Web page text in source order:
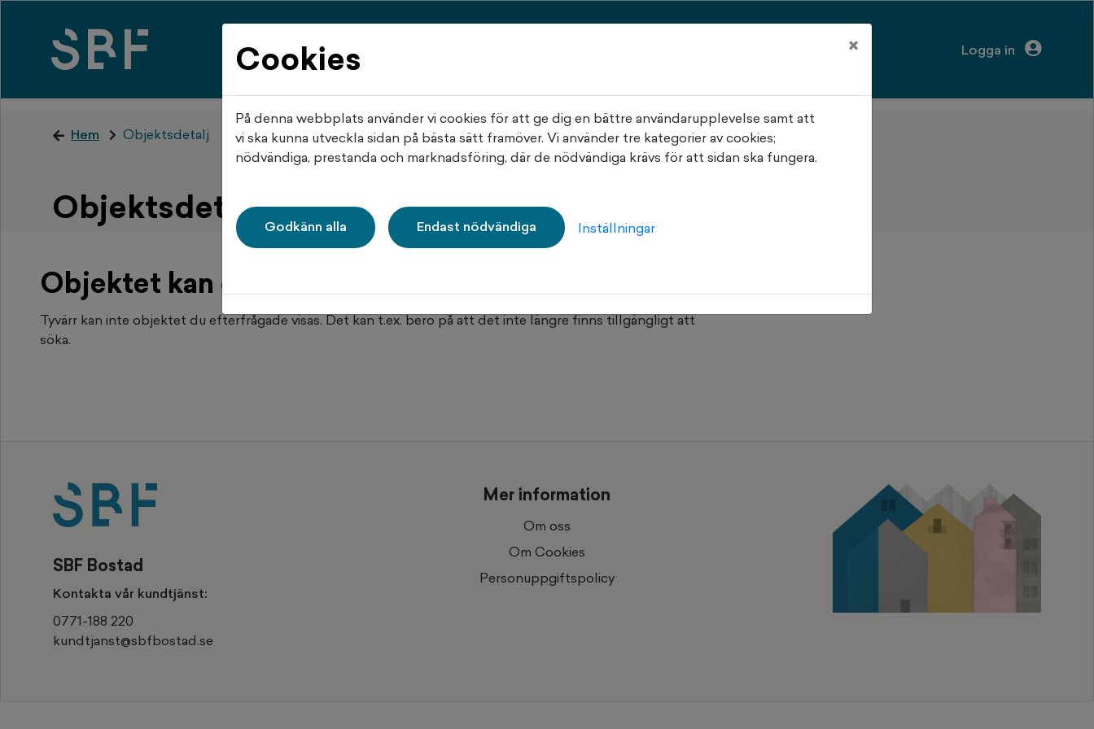
Logga in
Hem Mina sidor
Hem Objektsdetalj
Objektsdetalj
Objektet kan ej visas
Tyvärr kan inte objektet du efterfrågade visas. Det kan t.ex. bero på att det inte längre finns tillgängligt att
söka.
SBF Bostad
Kontakta vår kundtjänst:
0771-188 220
kundtjanst@sbfbostad.se
Mer information
Om oss
Om Cookies
Personuppgiftspolicy
Cookies ×
På denna webbplats använder vi cookies för att ge dig en bättre användarupplevelse samt att
vi ska kunna utveckla sidan på bästa sätt framöver. Vi använder tre kategorier av cookies;
nödvändiga, prestanda och marknadsföring, där de nödvändiga krävs för att sidan ska fungera.
Godkänn alla Endast nödvändiga Inställningar